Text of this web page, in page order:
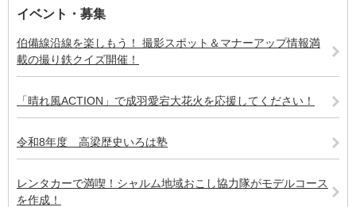
イベント・募集
伯備線沿線を楽しもう！ 撮影スポット＆マナーアップ情報満
載の撮り鉄クイズ開催！
「晴れ風ACTION」で成羽愛宕大花火を応援してください！
令和8年度 高梁歴史いろは塾
レンタカーで満喫！シャルム地域おこし協力隊がモデルコース
を作成！